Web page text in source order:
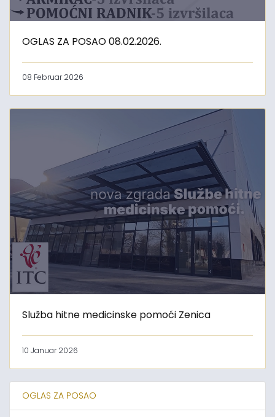
OGLAS ZA POSAO 08.02.2026.
08 Februar 2026
Služba hitne medicinske pomoći Zenica
10 Januar 2026
OGLAS ZA POSAO